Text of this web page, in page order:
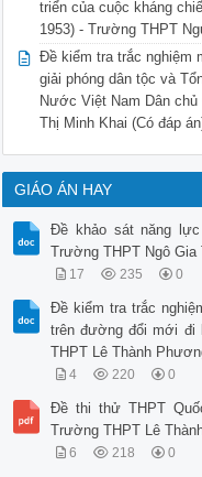
triển của cuộc kháng
1953) - Trường THPT
Đề kiểm tra trắc nghiệm
giải phóng dân tộc và
Nước Việt Nam Dân
Thị Minh Khai (Có đáp
GIÁO ÁN HAY
Đề khảo sát năng
Trường THPT Ngô Gia
17 235 0
Đề kiểm tra trắc
trên đường đổi mới đi
THPT Lê Thành
4 220 0
Đề thi thử THPT
Trường THPT Lê
6 218 0